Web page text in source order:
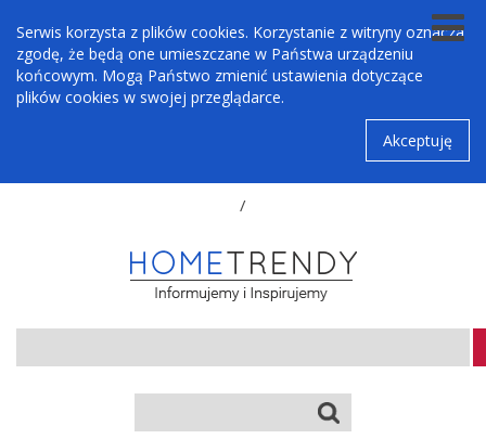
Serwis korzysta z plików cookies. Korzystanie z witryny oznacza
zgodę, że będą one umieszczane w Państwa urządzeniu
końcowym. Mogą Państwo zmienić ustawienia dotyczące
plików cookies w swojej przeglądarce.
Akceptuję
/